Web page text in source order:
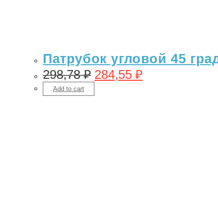
Патрубок угловой 45
298,78₽ 284,55 ₽
Add to cart